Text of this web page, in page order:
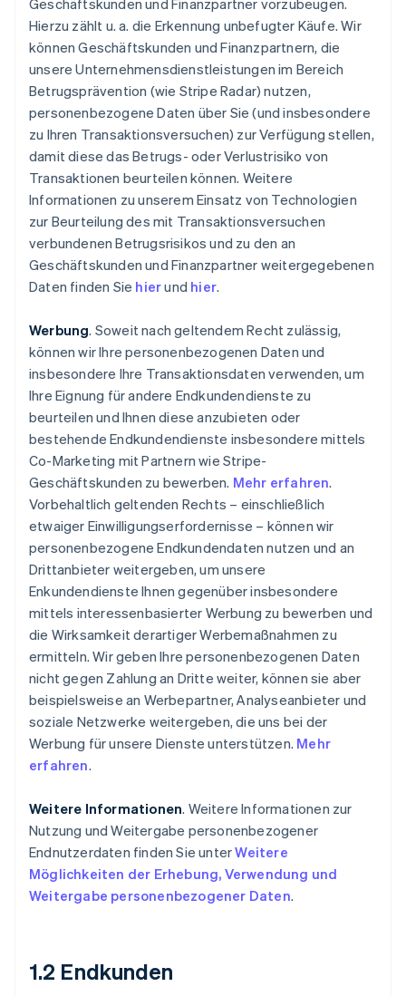
Geschäftskunden und Finanzpartner vorzubeugen.
Hierzu zählt u. a. die Erkennung unbefugter Käufe. Wir
können Geschäftskunden und Finanzpartnern, die
unsere Unternehmensdienstleistungen im Bereich
Betrugsprävention (wie Stripe Radar) nutzen,
personenbezogene Daten über Sie (und insbesondere
zu Ihren Transaktionsversuchen) zur Verfügung stellen,
damit diese das Betrugs- oder Verlustrisiko von
Transaktionen beurteilen können. Weitere
Informationen zu unserem Einsatz von Technologien
zur Beurteilung des mit Transaktionsversuchen
verbundenen Betrugsrisikos und zu den an
Geschäftskunden und Finanzpartner weitergegebenen
Daten finden Sie hierund hier.
Werbung. Soweit nach geltendem Recht zulässig,
können wir Ihre personenbezogenen Daten und
insbesondere Ihre Transaktionsdaten verwenden, um
Ihre Eignung für andere Endkundendienste zu
beurteilen und Ihnen diese anzubieten oder
bestehende Endkundendienste insbesondere mittels
Co-Marketing mit Partnern wie Stripe-
Geschäftskunden zu bewerben. Mehr erfahren.
Vorbehaltlich geltenden Rechts – einschließlich
etwaiger Einwilligungserfordernisse – können wir
personenbezogene Endkundendaten nutzen und an
Drittanbieter weitergeben, um unsere
Enkundendienste Ihnen gegenüber insbesondere
mittels interessenbasierter Werbung zu bewerben und
die Wirksamkeit derartiger Werbemaßnahmen zu
ermitteln. Wir geben Ihre personenbezogenen Daten
nicht gegen Zahlung an Dritte weiter, können sie aber
beispielsweise an Werbepartner, Analyseanbieter und
soziale Netzwerke weitergeben, die uns bei der
Werbung für unsere Dienste unterstützen. Mehr
erfahren.
Weitere Informationen. Weitere Informationen zur
Nutzung und Weitergabe personenbezogener
Endnutzerdaten finden Sie unterWeitere
Möglichkeiten der Erhebung, Verwendung und
Weitergabe personenbezogener Daten.
1.2 Endkunden